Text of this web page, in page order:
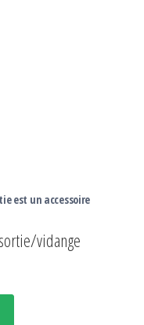
est un accessoire
vidange